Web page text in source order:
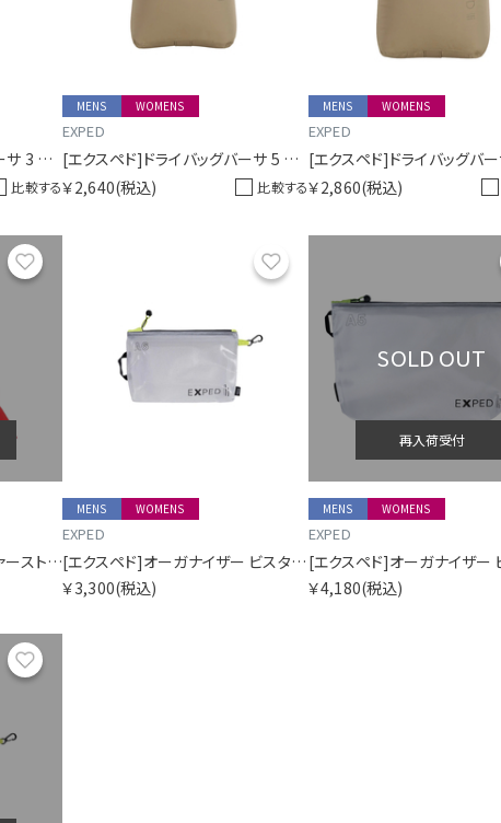
[エクスペド]ドライバッグバーサ 3 オリーブ
比較する
MENS WOMENS
EXPED
[エクスペド]ドライバッグバーサ 5 オリーブ
￥2,640(税込) 比較する
MENS WOMENS
EXPED
￥2,860(税込)
[エクスペド]ドライバッグ ファーストエイド 1
MENS WOMENS
EXPED
[エクスペド]オーガナイザー ビスタ A6
￥3,300(税込)
SOLD OUT
再入荷受付
MENS WOMENS
EXPED
￥4,180(税込)